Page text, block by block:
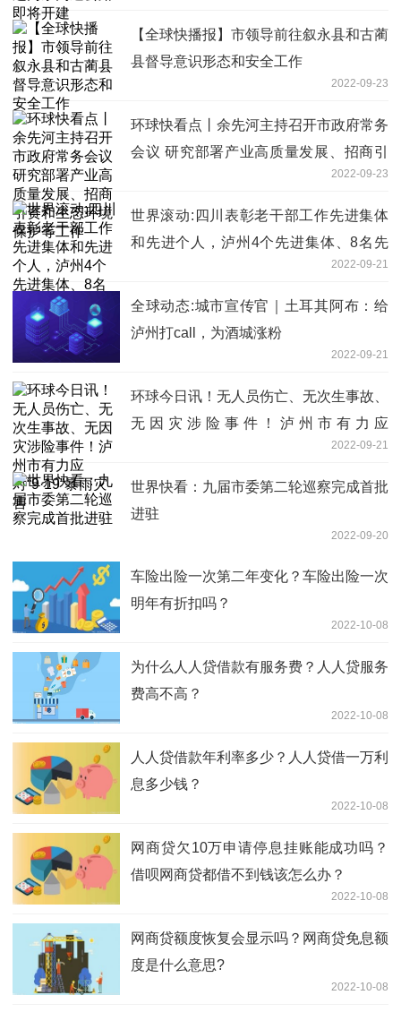
【全球快播报】市领导前往叙永县和古蔺
县督导意识形态和安全工作
2022-09-23
环球快看点丨余先河主持召开市政府常务
会议 研究部署产业高质量发展、招商引
2022-09-23
世界滚动:四川表彰老干部工作先进集体
和先进个人，泸州4个先进集体、8名先
2022-09-21
全球动态:城市宣传官｜土耳其阿布：给
泸州打call，为酒城涨粉
2022-09-21
环球今日讯！无人员伤亡、无次生事故、
无因灾涉险事件！泸州市有力应
2022-09-21
世界快看：九届市委第二轮巡察完成首批
进驻
2022-09-20
车险出险一次第二年变化？车险出险一次
明年有折扣吗？
2022-10-08
为什么人人贷借款有服务费？人人贷服务
费高不高？
2022-10-08
人人贷借款年利率多少？人人贷借一万利
息多少钱？
2022-10-08
网商贷欠10万申请停息挂账能成功吗？
借呗网商贷都借不到钱该怎么办？
2022-10-08
网商贷额度恢复会显示吗？网商贷免息额
度是什么意思?
2022-10-08